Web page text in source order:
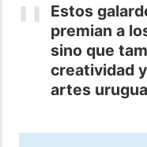
Estos
premian a
sino que
creatividad
artes